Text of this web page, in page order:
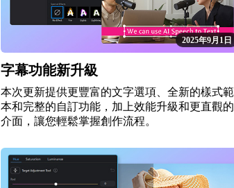
2025年9月1日
字幕功能新升級
本次更新提供更豐富的文字選項、全新的樣式範
本和完整的自訂功能，加上效能升級和更直觀的
介面，讓您輕鬆掌握創作流程。